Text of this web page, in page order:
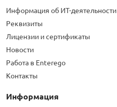
Информация об ИТ-деятельности
Реквизиты
Лицензии и сертификаты
Новости
Работа в Enterego
Контакты
Информация